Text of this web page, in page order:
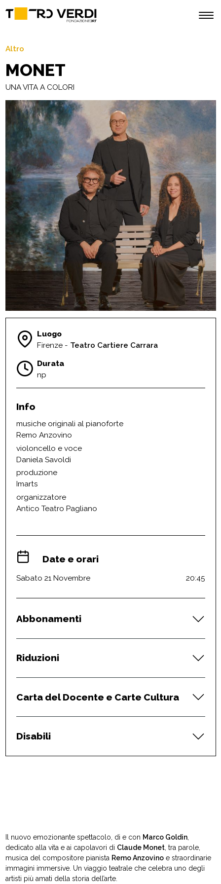
Altro
MONET
UNA VITA A COLORI
Luogo
Firenze - Teatro Cartiere Carrara
Durata
np
Info
musiche originali al pianoforte
Remo Anzovino
violoncello e voce
Daniela Savoldi
produzione
Imarts
organizzatore
Antico Teatro Pagliano
Date e orari
Sabato 21 Novembre 20:45
Abbonamenti
Riduzioni
Carta del Docente e Carte Cultura
Disabili
Il nuovo emozionante spettacolo, di e con Marco Goldin,
dedicato alla vita e ai capolavori di Claude Monet, tra parole,
musica del compositore pianista Remo Anzovinoe straordinarie
immagini immersive. Un viaggio teatrale che celebra uno degli
artisti più amati della storia dell’arte.